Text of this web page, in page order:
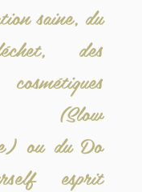
saine, du
des
(Slow
ou du Do
esprit